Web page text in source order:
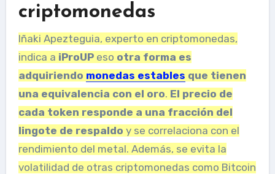
criptomonedas
Iñaki Apezteguia, experto en criptomonedas,
indica a iProUPeso otra forma es
adquiriendo monedas estables que tienen
una equivalencia con el oro. El precio de
cada token responde a una fracción del
lingote de respaldo y se correlaciona con el
rendimiento del metal. Además, se evita la
volatilidad de otras criptomonedas como Bitcoin